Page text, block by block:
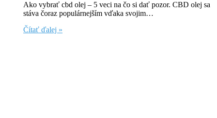
Ako vybrať cbd olej – 5 veci na čo si dať pozor. CBD olej sa
stáva čoraz populárnejším vďaka svojim…
Čítať ďalej »